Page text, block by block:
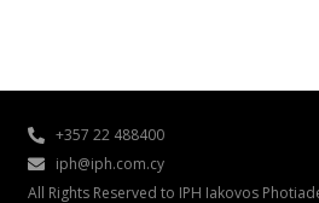
+357 22 488400
iph@iph.com.cy
All Rights Reserved to IPH Iakovos